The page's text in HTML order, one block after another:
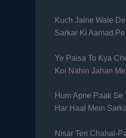
Kuch Jalne Wale
Sarkar Ki Aamad
Ye Paisa To Kya
Koi Nahin Jahan
Hum Apne Paak
Har Haal Mein
Nisar Teri Chahal-